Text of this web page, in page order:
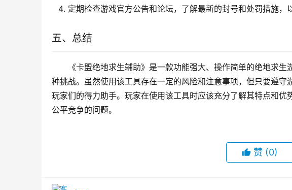
定期检查游戏官方公告和论坛，了解最新的封号和处罚措施，
五、总结
《卡盟绝地求生辅助》是一款功能强大、操作简单的绝地求
种挑战。虽然使用该工具存在一定的风险和注意事项，但只要遵
玩家们的得力助手。玩家在使用该工具时应该充分了解其特点和
公平竞争的问题。
赞 (0)